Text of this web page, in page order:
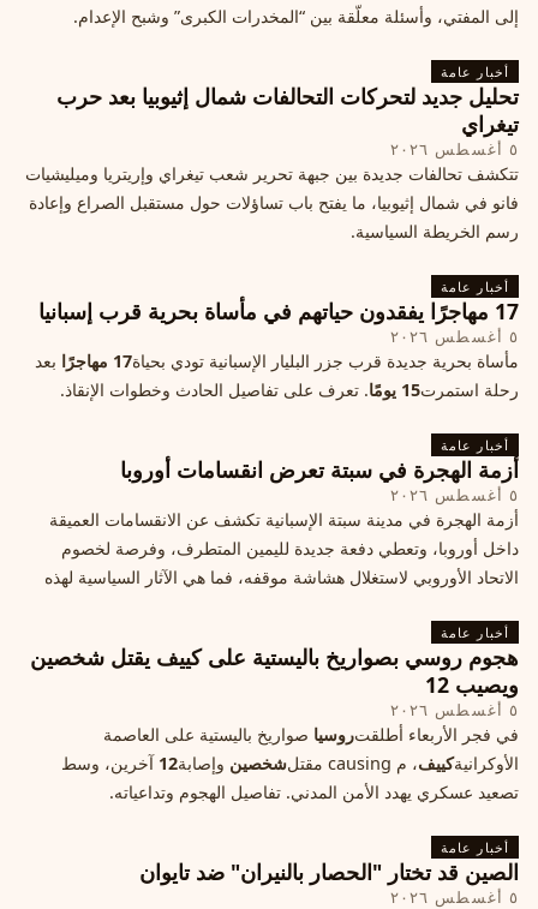
إلى المفتي، وأسئلة معلّقة بين “المخدرات الكبرى” وشبح الإعدام.
أخبار عامة
تحليل جديد لتحركات التحالفات شمال إثيوبيا بعد حرب
تيغراي
٥ أغسطس ٢٠٢٦
تتكشف تحالفات جديدة بين جبهة تحرير شعب تيغراي وإريتريا وميليشيات
فانو في شمال إثيوبيا، ما يفتح باب تساؤلات حول مستقبل الصراع وإعادة
رسم الخريطة السياسية.
أخبار عامة
17 مهاجرًا يفقدون حياتهم في مأساة بحرية قرب إسبانيا
٥ أغسطس ٢٠٢٦
مأساة بحرية جديدة قرب جزر البليار الإسبانية تودي بحياة17 مهاجرًا
بعد
رحلة استمرت15 يومًا . تعرف على تفاصيل الحادث وخطوات الإنقاذ.
أخبار عامة
أزمة الهجرة في سبتة تعرض انقسامات أوروبا
٥ أغسطس ٢٠٢٦
أزمة الهجرة في مدينة سبتة الإسبانية تكشف عن الانقسامات العميقة
داخل أوروبا، وتعطي دفعة جديدة لليمين المتطرف، وفرصة لخصوم
الاتحاد الأوروبي لاستغلال هشاشة موقفه، فما هي الآثار السياسية لهذه
أخبار عامة
هجوم روسي بصواريخ باليستية على كييف يقتل شخصين
ويصيب 12
٥ أغسطس ٢٠٢٦
في فجر الأربعاء أطلقتروسيا صواريخ باليستية على العاصمة
الأوكرانيةكييف، م causing مقتل شخصين وإصابة12 آخرين، وسط
تصعيد عسكري يهدد الأمن المدني. تفاصيل الهجوم وتداعياته.
أخبار عامة
الصين قد تختار "الحصار بالنيران" ضد تايوان
٥ أغسطس ٢٠٢٦